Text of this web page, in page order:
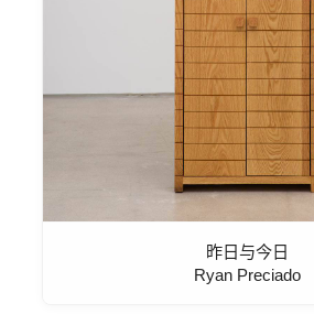
昨日与今日
Ryan Preciado